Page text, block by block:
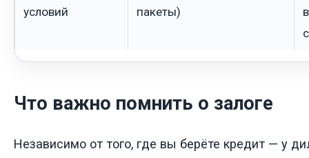
условий
пакеты)
Что важно помнить о залоге
Независимо от того, где вы берёте кредит — у